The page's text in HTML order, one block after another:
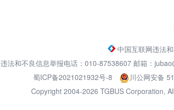
中国互联网违法
违法和不良信息举报电话：010-87538607 邮箱：
蜀ICP备2021021932号-8
川公网安备
Copyright 2004-2026 TGBUS Corporation,